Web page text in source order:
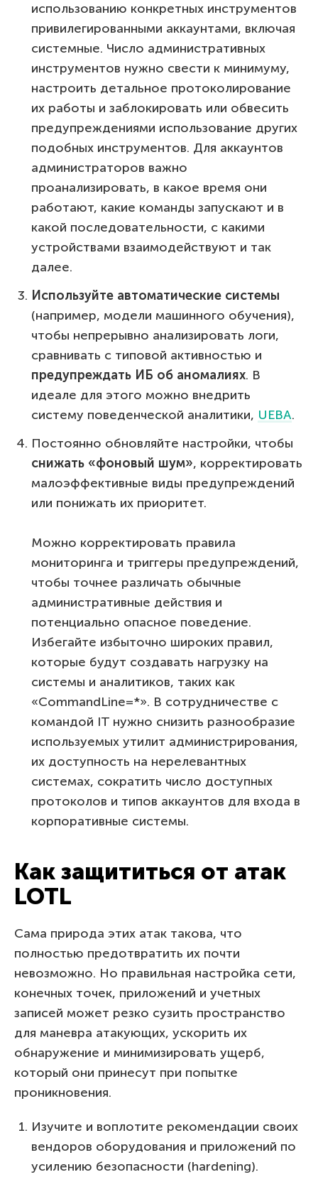
использованию конкретных инструментов
привилегированными аккаунтами, включая
системные. Число административных
инструментов нужно свести к минимуму,
настроить детальное протоколирование
их работы и заблокировать или обвесить
предупреждениями использование других
подобных инструментов. Для аккаунтов
администраторов важно
проанализировать, в какое время они
работают, какие команды запускают и в
какой последовательности, с какими
устройствами взаимодействуют и так
далее.
Используйте автоматические системы
(например, модели машинного обучения),
чтобы непрерывно анализировать логи,
сравнивать с типовой активностью и
предупреждать ИБ об аномалиях. В
идеале для этого можно внедрить
систему поведенческой аналитики, UEBA.
Постоянно обновляйте настройки, чтобы
снижать «фоновый шум», корректировать
малоэффективные виды предупреждений
или понижать их приоритет.
Можно корректировать правила
мониторинга и триггеры предупреждений,
чтобы точнее различать обычные
административные действия и
потенциально опасное поведение.
Избегайте избыточно широких правил,
которые будут создавать нагрузку на
системы и аналитиков, таких как
«CommandLine=*». В сотрудничестве с
командой IT нужно снизить разнообразие
используемых утилит администрирования,
их доступность на нерелевантных
системах, сократить число доступных
протоколов и типов аккаунтов для входа в
корпоративные системы.
Как защититься от атак
LOTL
Сама природа этих атак такова, что
полностью предотвратить их почти
невозможно. Но правильная настройка сети,
конечных точек, приложений и учетных
записей может резко сузить пространство
для маневра атакующих, ускорить их
обнаружение и минимизировать ущерб,
который они принесут при попытке
проникновения.
Изучите и воплотите рекомендации своих
вендоров оборудования и приложений по
усилению безопасности (hardening).